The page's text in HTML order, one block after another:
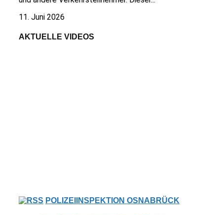
11. Juni 2026
AKTUELLE VIDEOS
POLIZEIINSPEKTION OSNABRÜCK